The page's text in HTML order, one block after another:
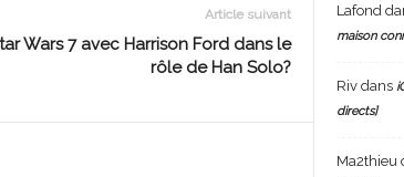
Article suivant
Wars 7 avec Harrison Ford dans le
rôle de Han Solo?
Lafond
maison
Rivdans
directs]
Ma2thieu